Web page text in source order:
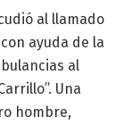
al llamado
ayuda de la
al
Una
hombre,